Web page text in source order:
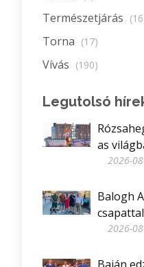
Természetjárás
Torna (17)
Vívás (190)
Legutolsó
as
2026-
Balogh
2026-